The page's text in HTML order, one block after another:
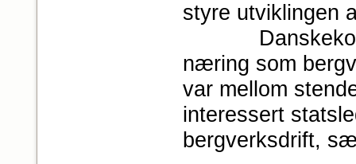
styre utviklingen
næring som
var mellom
interessert
bergverksdrift,